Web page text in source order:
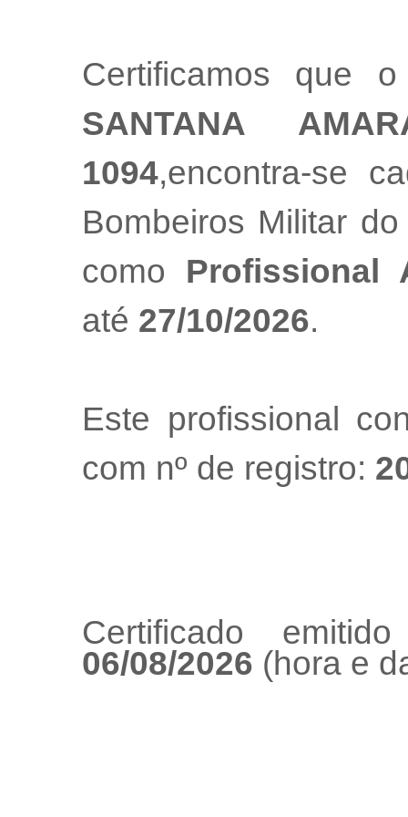
Certificamos que
SANTANA
1094,encontra-se
Bombeiros Militar
como Profissional
até 27/10/2026.
Este profissional
com nº de registro:
Certificado
06/08/2026 (hora e